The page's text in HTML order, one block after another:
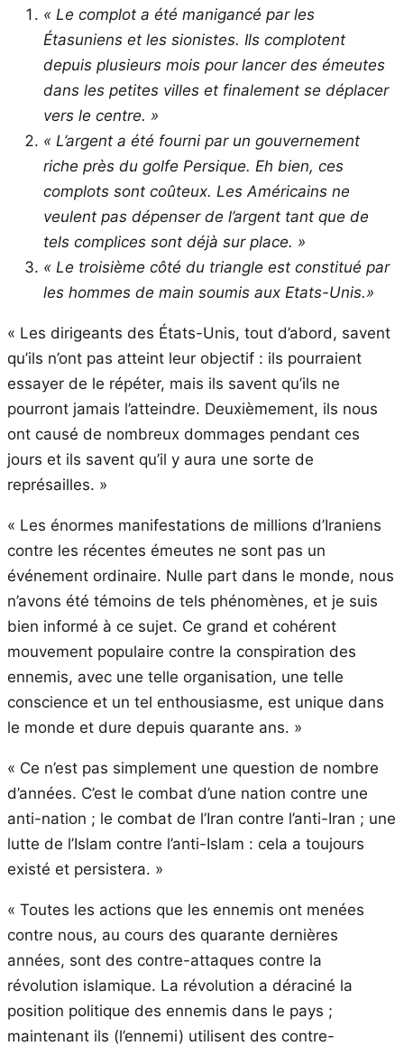
« Le complot a été manigancé par les
Étasuniens et les sionistes. Ils complotent
depuis plusieurs mois pour lancer des émeutes
dans les petites villes et finalement se déplacer
vers le centre. »
« L’argent a été fourni par un gouvernement
riche près du golfe Persique. Eh bien, ces
complots sont coûteux. Les Américains ne
veulent pas dépenser de l’argent tant que de
tels complices sont déjà sur place. »
« Le troisième côté du triangle est constitué par
les hommes de main soumis aux Etats-Unis.»
« Les dirigeants des États-Unis, tout d’abord, savent
qu’ils n’ont pas atteint leur objectif : ils pourraient
essayer de le répéter, mais ils savent qu’ils ne
pourront jamais l’atteindre. Deuxièmement, ils nous
ont causé de nombreux dommages pendant ces
jours et ils savent qu’il y aura une sorte de
représailles. »
« Les énormes manifestations de millions d’Iraniens
contre les récentes émeutes ne sont pas un
événement ordinaire. Nulle part dans le monde, nous
n’avons été témoins de tels phénomènes, et je suis
bien informé à ce sujet. Ce grand et cohérent
mouvement populaire contre la conspiration des
ennemis, avec une telle organisation, une telle
conscience et un tel enthousiasme, est unique dans
le monde et dure depuis quarante ans. »
« Ce n’est pas simplement une question de nombre
d’années. C’est le combat d’une nation contre une
anti-nation ; le combat de l’Iran contre l’anti-Iran ; une
lutte de l’Islam contre l’anti-Islam : cela a toujours
existé et persistera. »
« Toutes les actions que les ennemis ont menées
contre nous, au cours des quarante dernières
années, sont des contre-attaques contre la
révolution islamique. La révolution a déraciné la
position politique des ennemis dans le pays ;
maintenant ils (l’ennemi) utilisent des contre-